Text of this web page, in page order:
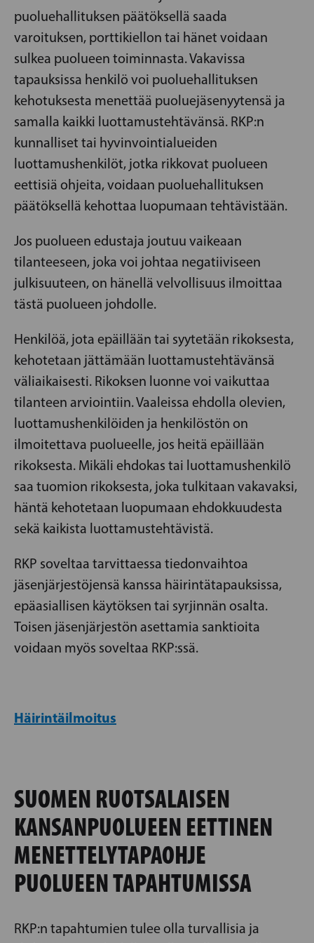
puoluehallituksen päätöksellä saada
varoituksen, porttikiellon tai hänet voidaan
sulkea puolueen toiminnasta. Vakavissa
tapauksissa henkilö voi puoluehallituksen
kehotuksesta menettää puoluejäsenyytensä ja
samalla kaikki luottamustehtävänsä. RKP:n
kunnalliset tai hyvinvointialueiden
luottamushenkilöt, jotka rikkovat puolueen
eettisiä ohjeita, voidaan puoluehallituksen
päätöksellä kehottaa luopumaan tehtävistään.
Jos puolueen edustaja joutuu vaikeaan
tilanteeseen, joka voi johtaa negatiiviseen
julkisuuteen, on hänellä velvollisuus ilmoittaa
tästä puolueen johdolle.
Henkilöä, jota epäillään tai syytetään rikoksesta,
kehotetaan jättämään luottamustehtävänsä
väliaikaisesti. Rikoksen luonne voi vaikuttaa
tilanteen arviointiin. Vaaleissa ehdolla olevien,
luottamushenkilöiden ja henkilöstön on
ilmoitettava puolueelle, jos heitä epäillään
rikoksesta. Mikäli ehdokas tai luottamushenkilö
saa tuomion rikoksesta, joka tulkitaan vakavaksi,
häntä kehotetaan luopumaan ehdokkuudesta
sekä kaikista luottamustehtävistä.
RKP soveltaa tarvittaessa tiedonvaihtoa
jäsenjärjestöjensä kanssa häirintätapauksissa,
epäasiallisen käytöksen tai syrjinnän osalta.
Toisen jäsenjärjestön asettamia sanktioita
voidaan myös soveltaa RKP:ssä.
Häirintäilmoitus
SUOMEN RUOTSALAISEN
KANSANPUOLUEEN EETTINEN
MENETTELYTAPAOHJE
PUOLUEEN TAPAHTUMISSA
RKP:n tapahtumien tulee olla turvallisia ja